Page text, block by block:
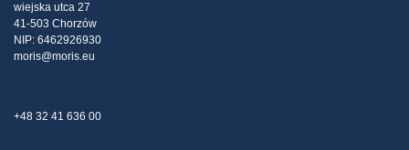
wiejska utca 27
41-503 Chorzów
NIP: 6462926930
moris@moris.eu
+48 32 41 636 00